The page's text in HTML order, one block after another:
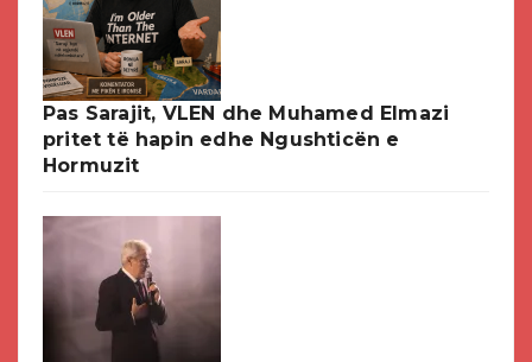
Pas Sarajit, VLEN dhe Muhamed Elmazi
pritet të hapin edhe Ngushticën e
Hormuzit